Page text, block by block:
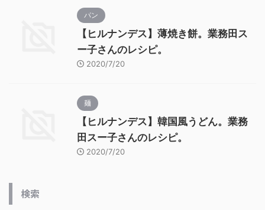
パン
【ヒルナンデス】薄焼き餅。業務田ス
ー子さんのレシピ。
2020/7/20
麺
【ヒルナンデス】韓国風うどん。業務
田スー子さんのレシピ。
2020/7/20
検索